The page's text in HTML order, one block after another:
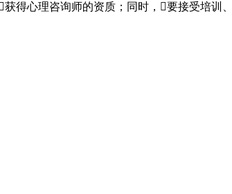
得心理咨询师的资质；同时，要接受培训